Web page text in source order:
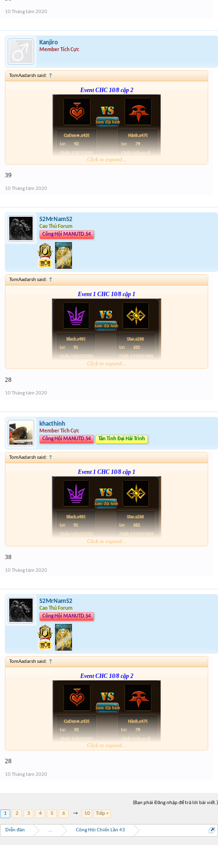
10 Tháng tám 2020
Kanjiro
Member Tích Cực
TomAadarsh said: ↑
Event CHC 10/8 cặp 2
Click to expand...
39
10 Tháng tám 2020
S2MrNamS2
Cao Thủ Forum
Công Hội MANUTD.S4
TomAadarsh said: ↑
Event 1 CHC 10/8 cặp 1
Click to expand...
28
10 Tháng tám 2020
khacthinh
Member Tích Cực
Công Hội MANUTD.S4
Tân Tinh Đại Hải Trình
TomAadarsh said: ↑
Event 1 CHC 10/8 cặp 1
Click to expand...
38
10 Tháng tám 2020
S2MrNamS2
Cao Thủ Forum
Công Hội MANUTD.S4
TomAadarsh said: ↑
Event CHC 10/8 cặp 2
Click to expand...
28
10 Tháng tám 2020
(Bạn phải Đăng nhập để trả lời bài viết.)
1
2 3 4 5 6 → 10 Tiếp >
Diễn đàn ... Công Hội Chiến Lần 43